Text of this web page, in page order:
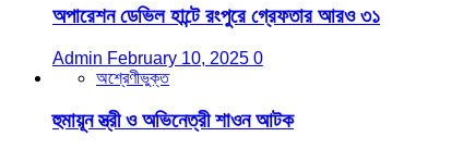
অপারেশন ডেভিল হান্টে রংপুরে গ্রেফতার আরও ৩১
Admin February 10, 2025 0
অশ্রেণীভুক্ত
হুমায়ূন স্ত্রী ও অভিনেত্রী শাওন আটক